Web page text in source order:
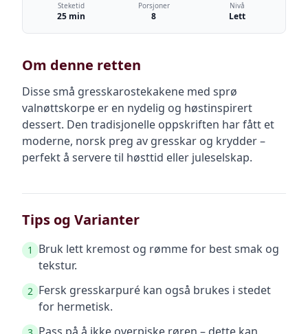
Steketid
25 min
Porsjoner
8
Nivå
Lett
Om denne retten
Disse små gresskarostekakene med sprø
valnøttskorpe er en nydelig og høstinspirert
dessert. Den tradisjonelle oppskriften har fått et
moderne, norsk preg av gresskar og krydder –
perfekt å servere til høsttid eller juleselskap.
Tips og Varianter
1
Bruk lett kremost og rømme for best smak og
tekstur.
2 Fersk gresskarpuré kan også brukes i stedet
for hermetisk.